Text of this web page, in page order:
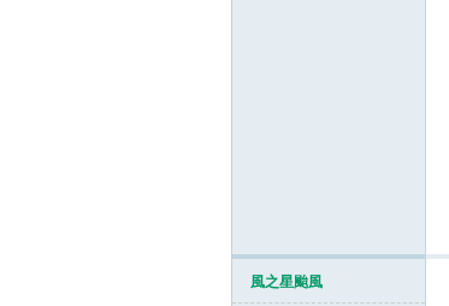
風之星颱風